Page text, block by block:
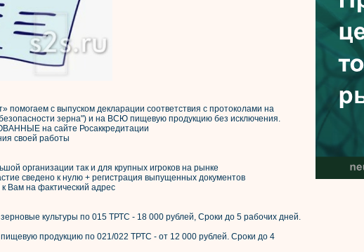
помогаем с выпуском декларации соответствия с протоколами на
зерна") и на ВСЮ пищевую продукцию без исключения.
на сайте Росаккредитации
своей работы
организации так и для крупных игроков на рынке
сведено к нулю + регистрация выпущенных документов
Вам на фактический адрес
культуры по 015 ТРТС - 18 000 рублей, Сроки до 5 рабочих дней.
продукцию по 021/022 ТРТС - от 12 000 рублей. Сроки до 4